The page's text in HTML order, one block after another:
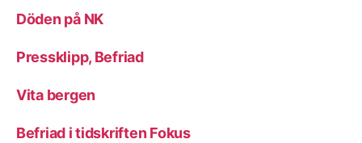
Döden på NK
Pressklipp, Befriad
Vita bergen
Befriad i tidskriften Fokus